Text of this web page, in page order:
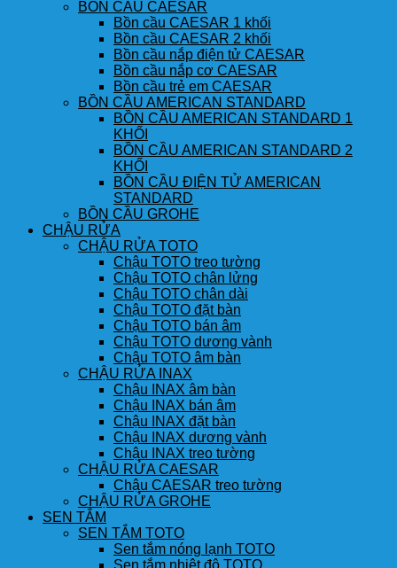
BỒN CẦU CAESAR
Bồn cầu CAESAR 1 khối
Bồn cầu CAESAR 2 khối
Bồn cầu nắp điện tử CAESAR
Bồn cầu nắp cơ CAESAR
Bồn cầu trẻ em CAESAR
BỒN CẦU AMERICAN STANDARD
BỒN CẦU AMERICAN STANDARD 1
KHỐI
BỒN CẦU AMERICAN STANDARD 2
KHỐI
BỒN CẦU ĐIỆN TỬ AMERICAN
STANDARD
BỒN CẦU GROHE
CHẬU RỬA
CHẬU RỬA TOTO
Chậu TOTO treo tường
Chậu TOTO chân lửng
Chậu TOTO chân dài
Chậu TOTO đặt bàn
Chậu TOTO bán âm
Chậu TOTO dương vành
Chậu TOTO âm bàn
CHẬU RỬA INAX
Chậu INAX âm bàn
Chậu INAX bán âm
Chậu INAX đặt bàn
Chậu INAX dương vành
Chậu INAX treo tường
CHẬU RỬA CAESAR
Chậu CAESAR treo tường
CHẬU RỬA GROHE
SEN TẮM
SEN TẮM TOTO
Sen tắm nóng lạnh TOTO